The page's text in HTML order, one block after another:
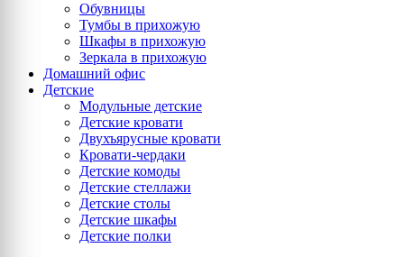
Обувницы
Тумбы в прихожую
Шкафы в прихожую
Зеркала в прихожую
Домашний офис
Детские
Модульные детские
Детские кровати
Двухъярусные кровати
Кровати-чердаки
Детские комоды
Детские стеллажи
Детские столы
Детские шкафы
Детские полки